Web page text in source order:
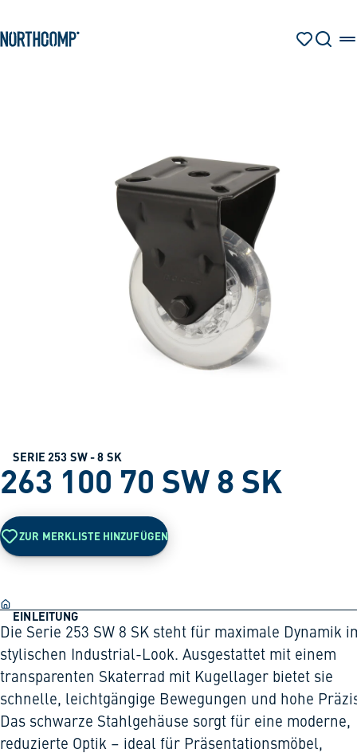
Zur Navigation springen
SUCHE
DE
SERIE 253 SW - 8 SK
263 100 70 SW 8 SK
ZUR MERKLISTE HINZUFÜGEN
EINLEITUNG
Die Serie 253 SW 8 SK steht für maximale Dynamik
stylischen Industrial-Look. Ausgestattet mit einem
transparenten Skaterrad mit Kugellager bietet sie
schnelle, leichtgängige Bewegungen und hohe
Das schwarze Stahlgehäuse sorgt für eine moderne,
reduzierte Optik – ideal für Präsentationsmöbel,